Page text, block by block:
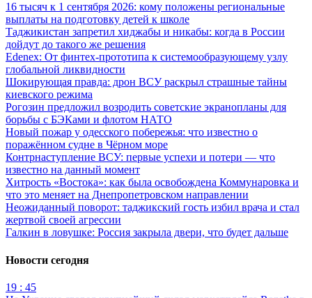
16 тысяч к 1 сентября 2026: кому положены региональные
выплаты на подготовку детей к школе
Таджикистан запретил хиджабы и никабы: когда в России
дойдут до такого же решения
Edenex: От финтех-прототипа к системообразующему узлу
глобальной ликвидности
Шокирующая правда: дрон ВСУ раскрыл страшные тайны
киевского режима
Рогозин предложил возродить советские экранопланы для
борьбы с БЭКами и флотом НАТО
Новый пожар у одесского побережья: что известно о
поражённом судне в Чёрном море
Контрнаступление ВСУ: первые успехи и потери — что
известно на данный момент
Хитрость «Востока»: как была освобождена Коммунаровка и
что это меняет на Днепропетровском направлении
Неожиданный поворот: таджикский гость избил врача и стал
жертвой своей агрессии
Галкин в ловушке: Россия закрыла двери, что будет дальше
Новости сегодня
19 : 45